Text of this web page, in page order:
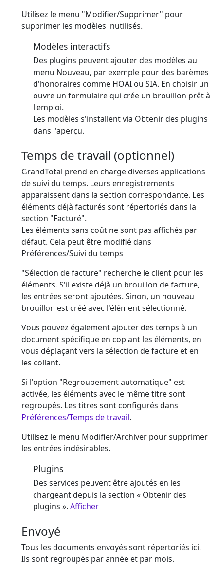
Utilisez le menu "Modifier/Supprimer" pour
supprimer les modèles inutilisés.
Modèles interactifs
Des plugins peuvent ajouter des modèles au
menu Nouveau, par exemple pour des barèmes
d'honoraires comme HOAI ou SIA. En choisir un
ouvre un formulaire qui crée un brouillon prêt à
l'emploi.
Les modèles s'installent via Obtenir des plugins
dans l'aperçu.
Temps de travail (optionnel)
GrandTotal prend en charge diverses applications
de suivi du temps. Leurs enregistrements
apparaissent dans la section correspondante. Les
éléments déjà facturés sont répertoriés dans la
section "Facturé".
Les éléments sans coût ne sont pas affichés par
défaut. Cela peut être modifié dans
Préférences/Suivi du temps
"Sélection de facture" recherche le client pour les
éléments. S'il existe déjà un brouillon de facture,
les entrées seront ajoutées. Sinon, un nouveau
brouillon est créé avec l'élément sélectionné.
Vous pouvez également ajouter des temps à un
document spécifique en copiant les éléments, en
vous déplaçant vers la sélection de facture et en
les collant.
Si l'option "Regroupement automatique" est
activée, les éléments avec le même titre sont
regroupés. Les titres sont configurés dans
Préférences/Temps de travail.
Utilisez le menu Modifier/Archiver pour supprimer
les entrées indésirables.
Plugins
Des services peuvent être ajoutés en les
chargeant depuis la section « Obtenir des
plugins ». Afficher
Envoyé
Tous les documents envoyés sont répertoriés ici.
Ils sont regroupés par année et par mois.